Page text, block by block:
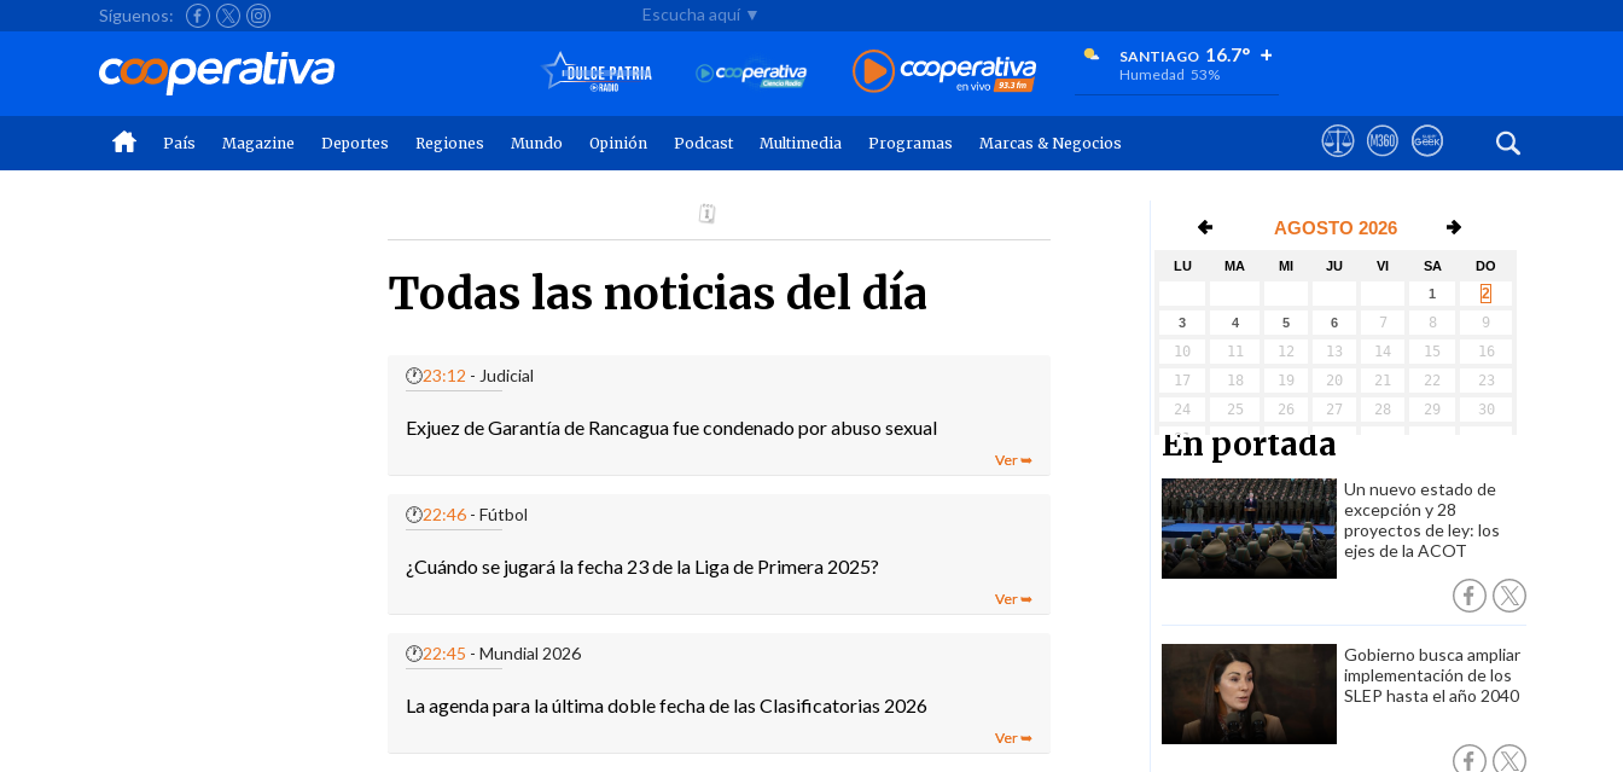
Síguenos: Escucha aquí ▼
SANTIAGO 16.7°
Humedad 53%
+
+
+
País Magazine Deportes Regiones Mundo Opinión Podcast Multimedia Programas Marcas & Negocios
Todas las noticias del día
🕐23:12 - Judicial
Exjuez de Garantía de Rancagua fue condenado por abuso sexual
🕐22:46- Fútbol
¿Cuándo se jugará la fecha 23 de la Liga de Primera 2025?
🕐22:45 - Mundial 2026
La agenda para la última doble fecha de las Clasificatorias 2026
En portada
Un nuevo estado de
excepción y 28
proyectos de ley: los
ejes de la ACOT
Gobierno busca ampliar
implementación de los
SLEP hasta el año 2040